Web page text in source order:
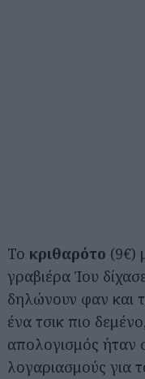
Το κριθαρότο (9€)
γραβιέρα Ίου
δηλώνουν φαν και
ένα τσικ πιο
απολογισμός ήταν
λογαριασμούς για